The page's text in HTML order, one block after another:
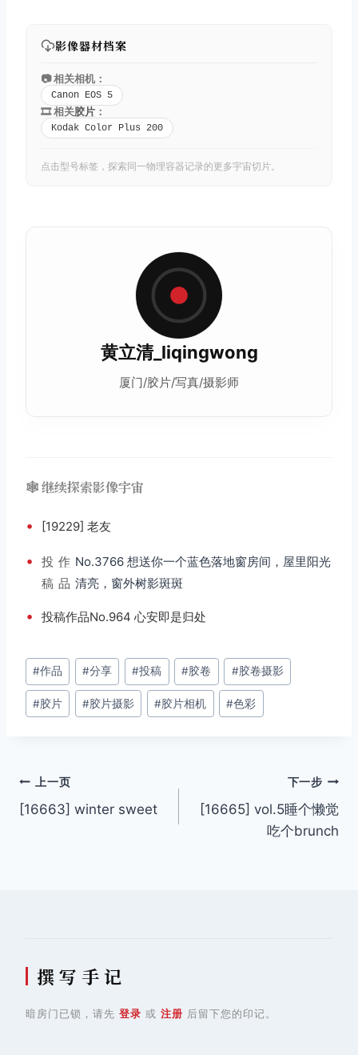
影像器材档案
📷 相关相机：
Canon EOS 5
🎞️ 相关胶片 ：
Kodak Color Plus 200
点击型号标签，探索同一物理容器记录的更多宇宙切片。
黄立清_liqingwong
厦门/胶片/写真/摄影师
🕸️ 继续探索影像宇宙
• [19229] 老友
•
投
稿
作
品
No.3766 想送你一个蓝色落地窗房间，屋里阳光
清亮，窗外树影斑斑
• 投稿作品No.964 心安即是归处
文
章
标
#作品 #分享 #投稿 #胶卷 #胶卷摄影
#胶片 #胶片摄影 #胶片相机 #色彩
文
章
上一页
[16663] winter sweet
下一步
[16665] vol.5睡个懒觉
吃个brunch
撰 写 手 记
暗房门已锁，请先 登录 或 注册 后留下您的印记。